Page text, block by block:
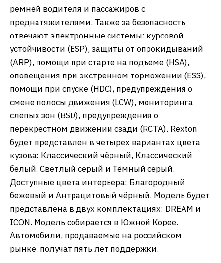
ремней водителя и пассажиров с
преднатяжителями. Также за безопасность
отвечают электронные системы: курсовой
устойчивости (ESP), защиты от опрокидываний
(ARP), помощи при старте на подъеме (HSA),
оповещения при экстренном торможении (ESS),
помощи при спуске (HDC), предупреждения о
смене полосы движения (LCW), мониторинга
слепых зон (BSD), предупреждения о
перекрестном движении сзади (RCTA). Rexton
будет представлен в четырех вариантах цвета
кузова: Классический чёрный, Классический
белый, Светлый серый и Тёмный серый.
Доступные цвета интерьера: Благородный
бежевый и Антрацитовый чёрный. Модель будет
представлена в двух комплектациях: DREAM и
ICON. Модель собирается в Южной Корее.
Автомобили, продаваемые на российском
рынке, получат пять лет поддержки.